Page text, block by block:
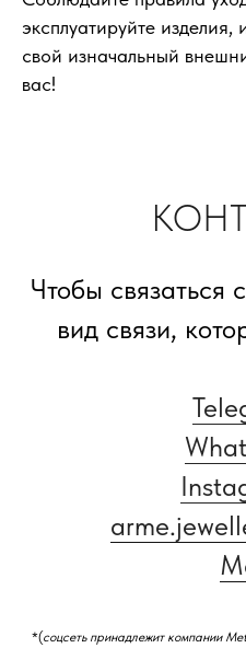
эксплуатируйте
свой изначальный
вас!
Чтобы связаться
вид связи,
*(соцсеть принадлежит компании